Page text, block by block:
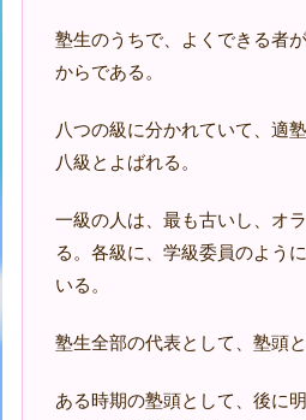
塾生のうちで、よくできる者
からである。
八つの級に分かれていて、適
八級とよばれる。
一級の人は、最も古いし、オ
る。各級に、学級委員のよう
いる。
塾生全部の代表として、塾頭
ある時期の塾頭として、後に